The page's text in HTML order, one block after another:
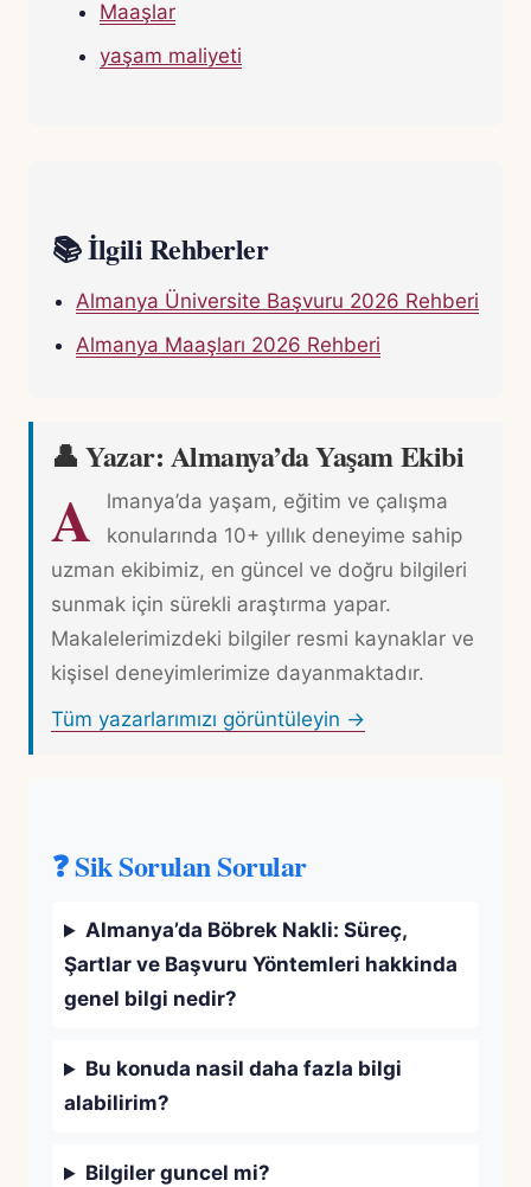
Maaşlar
yaşam maliyeti
📚 İlgili Rehberler
Almanya Üniversite Başvuru 2026 Rehberi
Almanya Maaşları 2026 Rehberi
👤 Yazar: Almanya’da Yaşam Ekibi
A
lmanya’da yaşam, eğitim ve çalışma
konularında 10+ yıllık deneyime sahip
uzman ekibimiz, en güncel ve doğru bilgileri
sunmak için sürekli araştırma yapar.
Makalelerimizdeki bilgiler resmi kaynaklar ve
kişisel deneyimlerimize dayanmaktadır.
Tüm yazarlarımızı görüntüleyin →
❓ Sik Sorulan Sorular
Almanya’da Böbrek Nakli: Süreç,
Şartlar ve Başvuru Yöntemleri hakkinda
genel bilgi nedir?
Bu konuda nasil daha fazla bilgi
alabilirim?
Bilgiler guncel mi?